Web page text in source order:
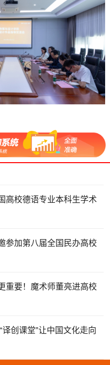
高校德语专业本科生学术
参加第八届全国民办高校
重要！魔术师董亮进高校